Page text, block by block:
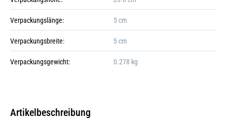
+4
Verpackungslänge: 5 cm
Verpackungsbreite: 5 cm
Verpackungsgewicht: 0.278 kg
Artikelbeschreibung